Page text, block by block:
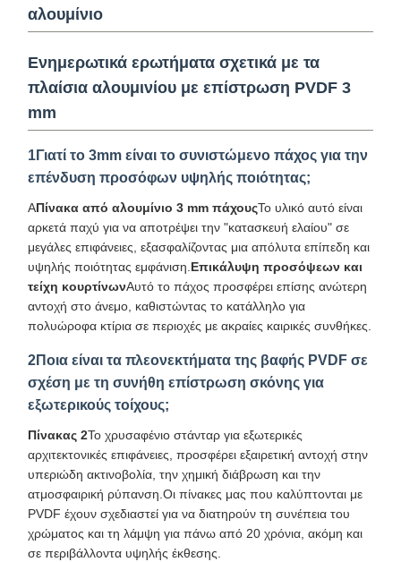
αλουμίνιο
Ενημερωτικά ερωτήματα σχετικά με τα
πλαίσια αλουμινίου με επίστρωση PVDF 3
mm
1Γιατί το 3mm είναι το συνιστώμενο πάχος για την
επένδυση προσόφων υψηλής ποιότητας;
ΑΠίνακα από αλουμίνιο 3 mm πάχουςΤο υλικό αυτό είναι
αρκετά παχύ για να αποτρέψει την "κατασκευή ελαίου" σε
μεγάλες επιφάνειες, εξασφαλίζοντας μια απόλυτα επίπεδη και
υψηλής ποιότητας εμφάνιση.Επικάλυψη προσόψεων και
τείχη κουρτίνωνΑυτό το πάχος προσφέρει επίσης ανώτερη
αντοχή στο άνεμο, καθιστώντας το κατάλληλο για
πολυώροφα κτίρια σε περιοχές με ακραίες καιρικές συνθήκες.
2Ποια είναι τα πλεονεκτήματα της βαφής PVDF σε
σχέση με τη συνήθη επίστρωση σκόνης για
εξωτερικούς τοίχους;
Πίνακας 2Το χρυσαφένιο στάνταρ για εξωτερικές
αρχιτεκτονικές επιφάνειες, προσφέρει εξαιρετική αντοχή στην
υπεριώδη ακτινοβολία, την χημική διάβρωση και την
ατμοσφαιρική ρύπανση.Οι πίνακες μας που καλύπτονται με
PVDF έχουν σχεδιαστεί για να διατηρούν τη συνέπεια του
χρώματος και τη λάμψη για πάνω από 20 χρόνια, ακόμη και
σε περιβάλλοντα υψηλής έκθεσης.